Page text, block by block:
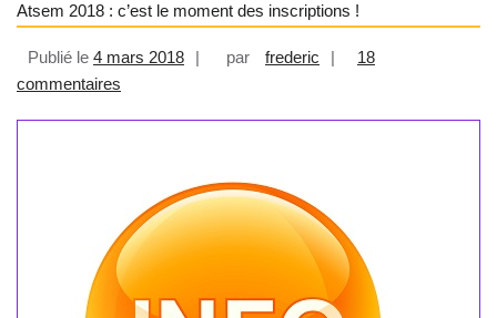
Atsem 2018 : c’est le moment des inscriptions !
Publié le 4 mars 2018 par frederic
18
commentaires